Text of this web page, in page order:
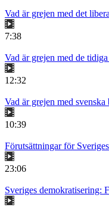
Vad är grejen med det
7:38
Vad är grejen med de
12:32
Vad är grejen med
10:39
Förutsättningar för
23:06
Sveriges demokratisering: